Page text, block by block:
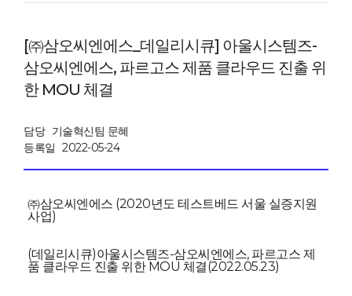
[㈜삼오씨엔에스_데일리시큐] 아울시스템즈-
삼오씨엔에스, 파르고스 제품 클라우드 진출 위
한 MOU 체결
담당 기술혁신팀 문혜
등록일 2022-05-24
㈜삼오씨엔에스 (2020년도 테스트베드 서울 실증지원
사업)
(데일리시큐)아울시스템즈-삼오씨엔에스, 파르고스 제
품 클라우드 진출 위한 MOU 체결(2022.05.23)